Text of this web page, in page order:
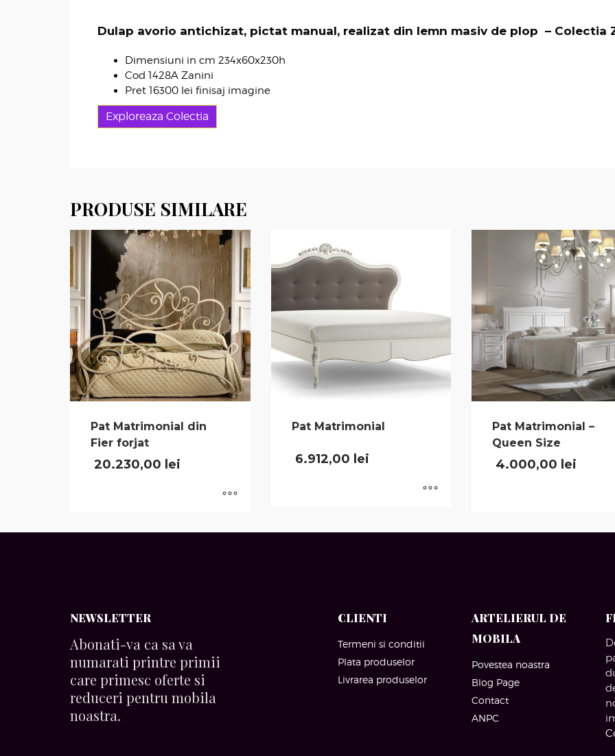
Dulap avorio antichizat, pictat manual, realizat din lemn masiv de plop – Colectia
Dimensiuni in cm 234x60x230h
Cod 1428A Zanini
Pret 16300 lei finisaj imagine
Exploreaza Colectia
PRODUSE SIMILARE
Pat Matrimonial din
Fier forjat
20.230,00 lei
Pat Matrimonial
6.912,00 lei
Pat Matrimonial –
Queen Size
4.000,00 lei
NEWSLETTER
Abonati-va ca sa va
numarati printre primii
care primesc oferte si
reduceri pentru mobila
noastra.
CLIENTI
Termeni si conditii
Plata produselor
Livrarea produselor
ARTELIERUL DE
MOBILA
Povestea noastra
Blog Page
Contact
ANPC